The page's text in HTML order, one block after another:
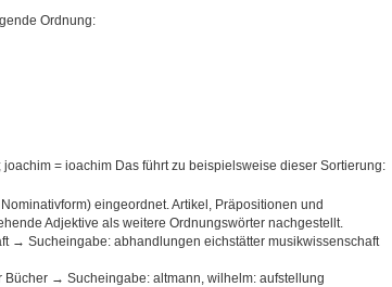
Ordnung:
= ioachim Das führt zu beispielsweise dieser Sortierung:
eingeordnet. Artikel, Präpositionen und
Adjektive als weitere Ordnungswörter nachgestellt.
→ Sucheingabe: abhandlungen eichstätter musikwissenschaft
→ Sucheingabe: altmann, wilhelm: aufstellung